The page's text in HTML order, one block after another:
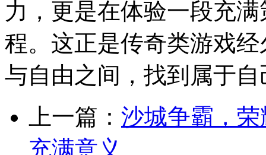
力，更是在体验一段充
程。这正是传奇类游戏
与自由之间，找到属于
上一篇： 沙城争霸，
充满意义